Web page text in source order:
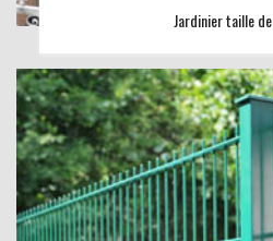
Jardinier taille